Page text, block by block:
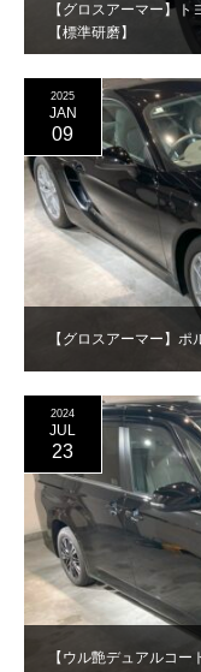
【グロスアーマー】
【標準研磨】
【グロスアーマー】
2025
JAN
09
【ウル艶デュアルコ
2024
JUL
23